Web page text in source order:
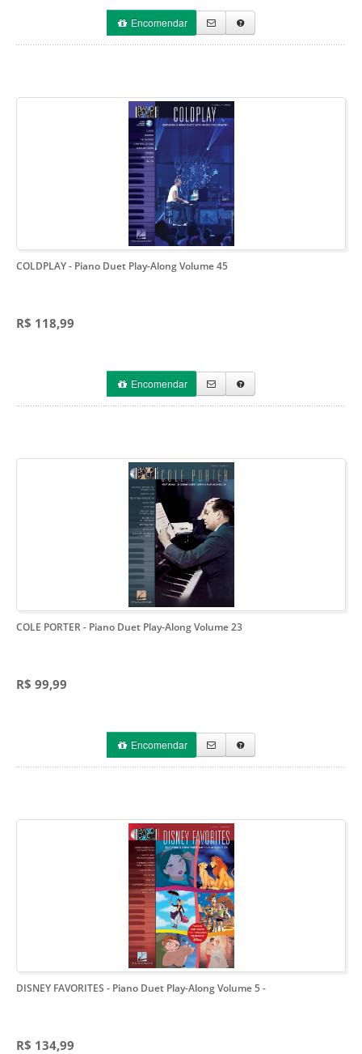
Encomendar
COLDPLAY- Piano Duet Play-Along Volume 45
R$ 118,99
Encomendar
COLE PORTER- Piano Duet Play-Along Volume 23
R$ 99,99
Encomendar
DISNEY FAVORITES - Piano Duet Play-Along Volume 5-
R$ 134,99